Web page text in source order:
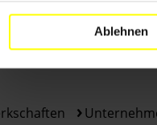
Ablehnen